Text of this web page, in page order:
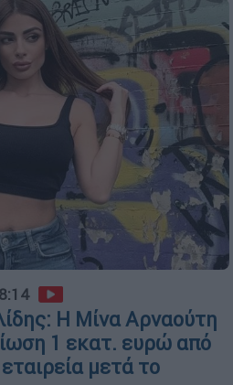
H Μίνα Αρναούτη
1 εκατ. ευρώ από
μετά το